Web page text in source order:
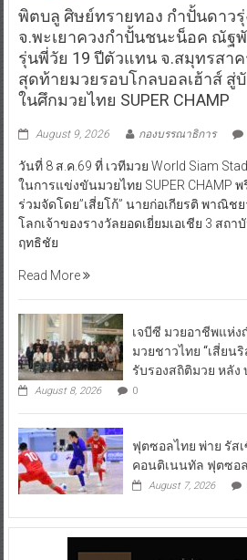
พิตบลู ศิษย์ทรายทอง กำปั้นดาว
จ.พะเยาควงกำปั้นชนะน็อค ณัฐ
รุ่นพี่วัย 19 ปีตัวแทน จ.สมุทรสา
สุดท้ายมวยรอบโกลบอลเฮ้าส์ สู่
ในศึกมวยไทย SUPER CHAMP
August 9, 2026 กองบรรณาธิการ
วันที่ 8 ส.ค.69 ที่ เวทีมวย World Siam
ในการแข่งขันมวยไทย SUPER CHAMP
ร่วมจัดโดย”เสี่ยโก้” นายก่อเกียรติ พาณิช
โลกเจ้าของรางวัลยอดเยี่ยมเอเชีย 3 สถา
ฤทธิชัย
Read More
เจบีซี มวยอาชีพแห่
มวยชาวไทย “เสี่ยน
รับรองสถิติมวย หลัง
August 8, 2026 0
ฟุตซอลไทย พ่าย รัส
คอนติเนนทัล ฟุตซอ
August 7, 2026